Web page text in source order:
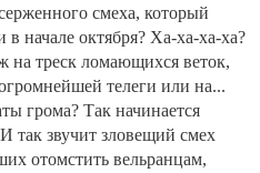
смеха, который
в начале октября? Ха-ха-ха-ха?
на треск ломающихся веток,
телеги или на...
грома? Так начинается
так звучит зловещий смех
отомстить вельранцам,